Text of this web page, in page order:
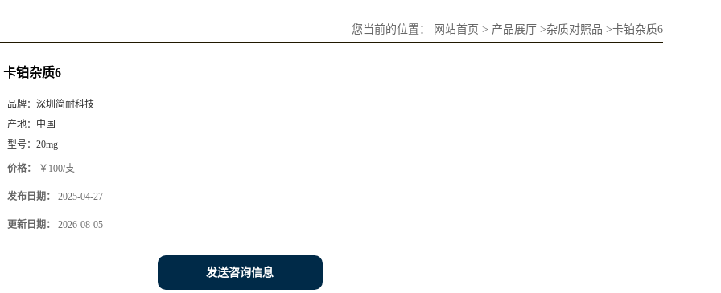
您当前的位置： 网站首页 > 产品展厅 >杂质对照品 >卡铂杂质6
卡铂杂质6
品牌： 深圳简耐科技
产地： 中国
型号： 20mg
价格： ￥100/支
发布日期： 2025-04-27
更新日期： 2026-08-05
发送咨询信息